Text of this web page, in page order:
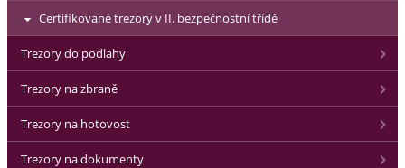
Certifikované trezory v II. bezpečnostní třídě
Trezory do podlahy
Trezory na zbraně
Trezory na hotovost
Trezory na dokumenty